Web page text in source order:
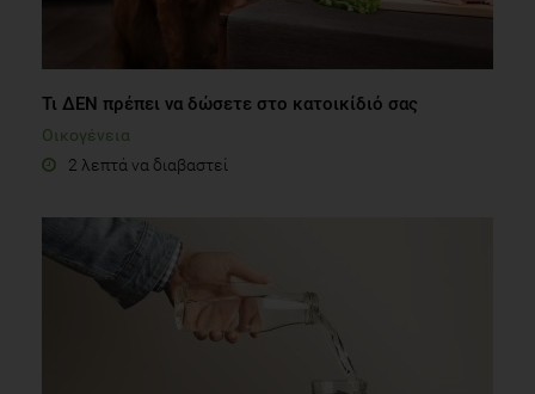
Τι ΔΕΝ πρέπει να δώσετε στο κατοικίδιό σας
Οικογένεια
2 λεπτά να διαβαστεί